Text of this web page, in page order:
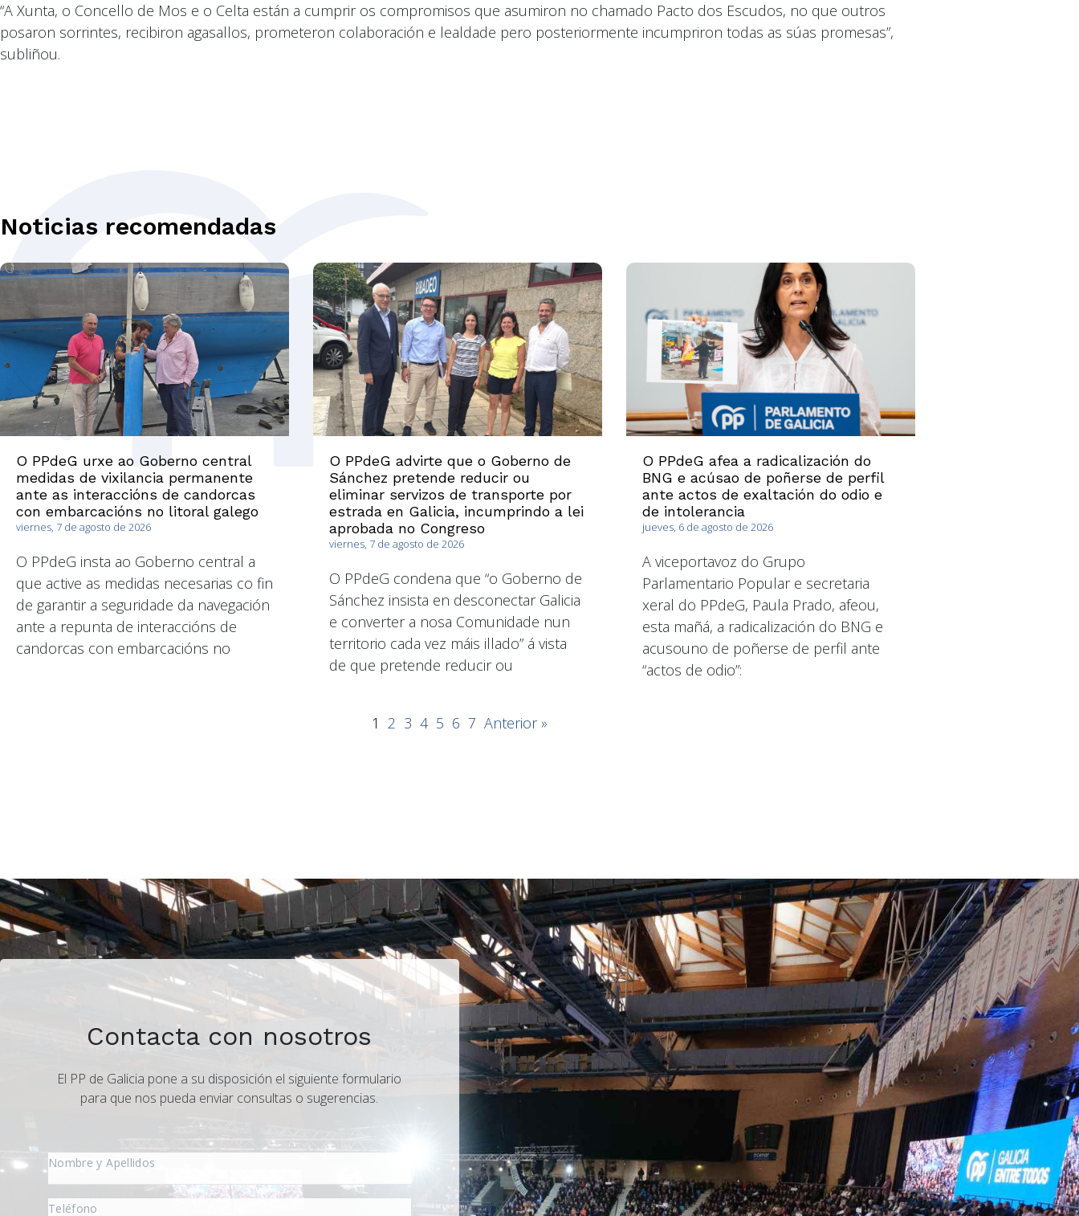
“A Xunta, o Concello de Mos e o Celta están a cumprir os compromisos que asumiron no chamado Pacto dos Escudos, no que outros
posaron sorrintes, recibiron agasallos, prometeron colaboración e lealdade pero posteriormente incumpriron todas as súas promesas”,
subliñou.
Noticias recomendadas
O PPdeG urxe ao Goberno central
medidas de vixilancia permanente
ante as interaccións de candorcas
con embarcacións no litoral galego
viernes, 7 de agosto de 2026
O PPdeG insta ao Goberno central a
que active as medidas necesarias co fin
de garantir a seguridade da navegación
ante a repunta de interaccións de
candorcas con embarcacións no
O PPdeG advirte que o Goberno de
Sánchez pretende reducir ou
eliminar servizos de transporte por
estrada en Galicia, incumprindo a lei
aprobada no Congreso
viernes, 7 de agosto de 2026
O PPdeG condena que “o Goberno de
Sánchez insista en desconectar Galicia
e converter a nosa Comunidade nun
territorio cada vez máis illado” á vista
de que pretende reducir ou
O PPdeG afea a radicalización do
BNG e acúsao de poñerse de perfil
ante actos de exaltación do odio e
de intolerancia
jueves, 6 de agosto de 2026
A viceportavoz do Grupo
Parlamentario Popular e secretaria
xeral do PPdeG, Paula Prado, afeou,
esta mañá, a radicalización do BNG e
acusouno de poñerse de perfil ante
“actos de odio”:
1 2 3 4 5 6 7 Anterior »
Contacta con nosotros
El PP de Galicia pone a su disposición el siguiente formulario
para que nos pueda enviar consultas o sugerencias.